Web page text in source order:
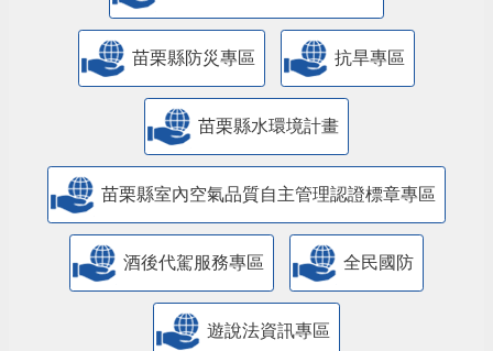
苗栗縣防災專區 抗旱專區
苗栗縣水環境計畫
苗栗縣室內空氣品質自主管理認證標章專區
酒後代駕服務專區 全民國防
遊說法資訊專區